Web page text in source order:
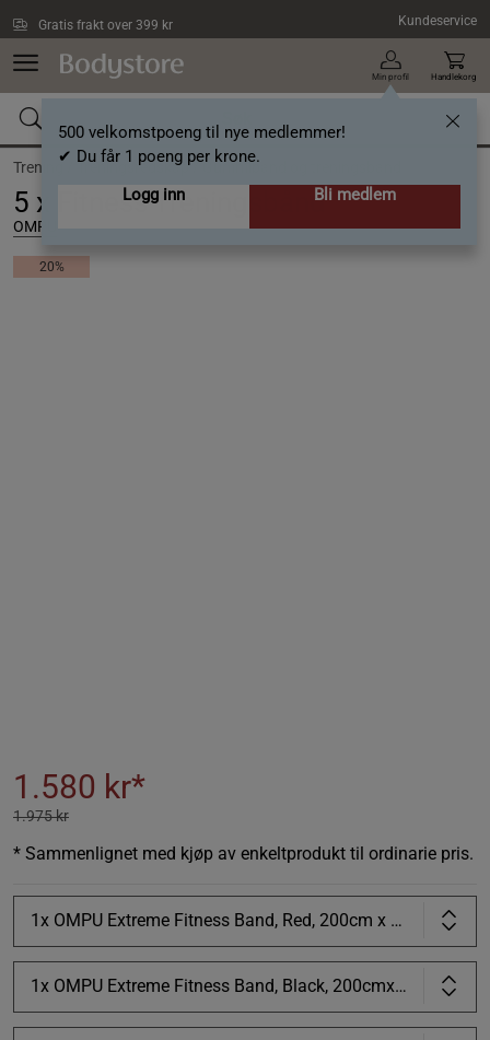
Gratis frakt over 399 kr Kundeservice
Min profil
500 velkomstpoeng til nye medlemmer!
✔ Du får 1 poeng per krone.
Logg inn
Bli medlem
Handlekorg
Trening / Treningsredskap /Gummibånd og treningsbånd
5 x Fitness Treningsbånd
OMPU
20%
1.580 kr*
1.975 kr
* Sammenlignet med kjøp av enkeltprodukt til ordinarie pris.
1x OMPU Extreme Fitness Band, Red, 200cm x 13mm
1x OMPU Extreme Fitness Band, Black, 200cmx22mm